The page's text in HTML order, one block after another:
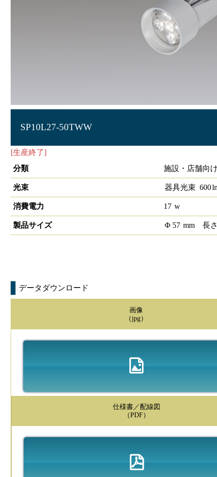
SP10L27-50TWW
[生産終了]
分類
施設・店舗向
光束 器具光束 600
消費電力 17 w
製品サイズ Φ 57 mm 長
データダウンロード
画像
（jpg）
仕様書／配線図
（PDF）